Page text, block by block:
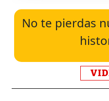
No te pierdas